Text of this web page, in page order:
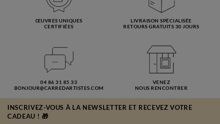
ŒUVRES UNIQUES
CERTIFIÉES
LIVRAISON SPÉCIALISÉE
RETOURS GRATUITS 30 JOURS
04 86 31 85 33
BONJOUR@CARREDARTISTES.COM
VENEZ
NOUS RENCONTRER
INSCRIVEZ-VOUS À LA NEWSLETTER ET RECEVEZ VOTRE
CADEAU ! 🎁